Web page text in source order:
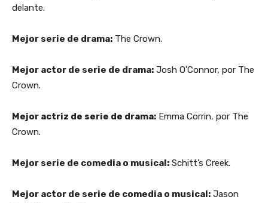
delante.
Mejor serie de drama: The Crown.
Mejor actor de serie de drama: Josh O’Connor, por The
Crown.
Mejor actriz de serie de drama: Emma Corrin, por The
Crown.
Mejor serie de comedia o musical: Schitt’s Creek.
Mejor actor de serie de comedia o musical: Jason